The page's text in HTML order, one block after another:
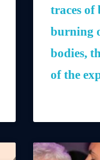
traces of
burning
bodies,
of the